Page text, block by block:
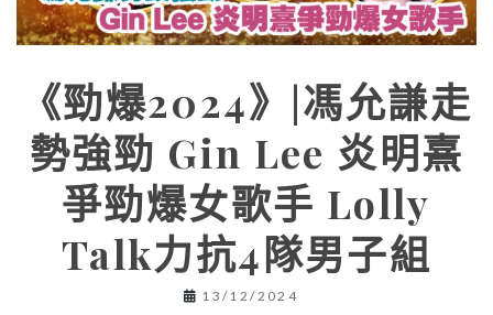
《勁爆2024》|馮允謙走
勢強勁 Gin Lee 炎明熹
爭勁爆女歌手 Lolly
Talk力抗4隊男子組
13/12/2024